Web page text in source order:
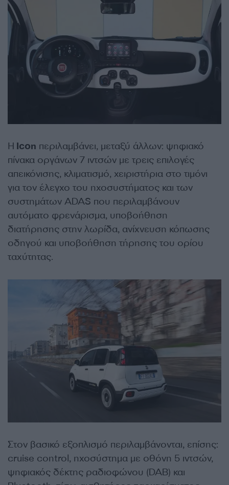
Η Icon περιλαμβάνει, μεταξύ άλλων: ψηφιακό
πίνακα οργάνων 7 ιντσών με τρεις επιλογές
απεικόνισης, κλιματισμό, χειριστήρια στο τιμόνι
για τον έλεγχο του ηχοσυστήματος και των
συστημάτων ADAS που περιλαμβάνουν
αυτόματο φρενάρισμα, υποβοήθηση
διατήρησης στην λωρίδα, ανίχνευση κόπωσης
οδηγού και υποβοήθηση τήρησης του ορίου
ταχύτητας.
Στον βασικό εξοπλισμό περιλαμβάνονται, επίσης:
cruise control, ηχοσύστημα με οθόνη 5 ιντσών,
ψηφιακός δέκτης ραδιοφώνου (DAB) και